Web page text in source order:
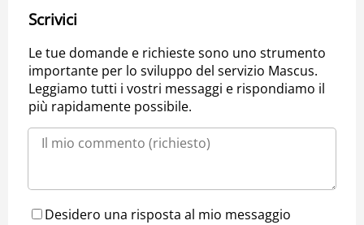
Scrivici
Le tue domande e richieste sono uno strumento
importante per lo sviluppo del servizio Mascus.
Leggiamo tutti i vostri messaggi e rispondiamo il
più rapidamente possibile.
Desidero una risposta al mio messaggio